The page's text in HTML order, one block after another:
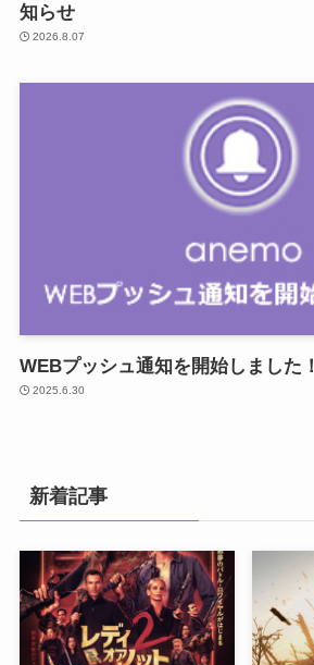
知らせ
2026.8.07
WEBプッシュ通知を開始しました！
2025.6.30
新着記事